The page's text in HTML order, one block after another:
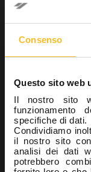
Consenso
Questo sito web
Il nostro sito
funzionamento
specifiche di dati.
Condividiamo
il nostro sito
analisi dei dati
potrebbero
Preparazione
Igiene
Wellbeing
Ricerca